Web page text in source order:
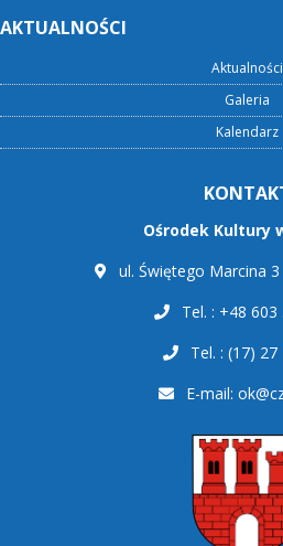
AKTUALNOŚCI
Aktualności
Galeria
Kalendarz
Ośrodek Kultury
ul. Świętego Marcina
Tel. : +48 603
Tel. : (17)
E-mail: